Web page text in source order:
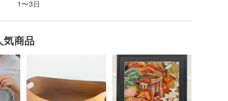
1〜3日
気商品